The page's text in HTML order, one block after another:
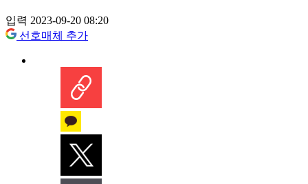
입력 2023-09-20 08:20
선호매체 추가